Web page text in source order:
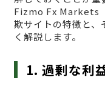
Fizmo Fx Markets
欺サイトの特徴と、
く解説します。
1. 過剰な利